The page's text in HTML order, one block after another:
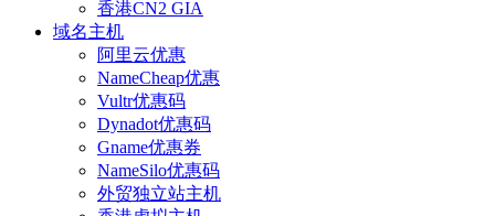
香港CN2 GIA
域名主机
阿里云优惠
NameCheap优惠
Vultr优惠码
Dynadot优惠码
Gname优惠券
NameSilo优惠码
外贸独立站主机